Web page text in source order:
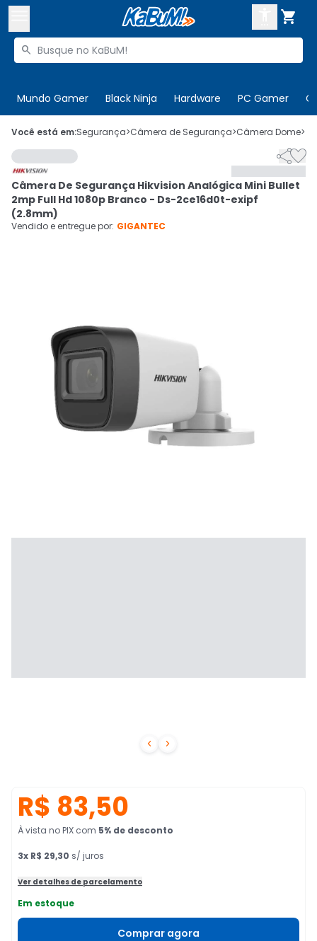

Buscar produtos

Mundo Gamer Black Ninja Hardware PC Gamer
 Olá. Acesse sua conta
 Departamentos
Cupons
Mais Vendidos
CADASTRE-SE
Você está em:Segurança>Câmera de Segurança>Câmera Dome>
 

Câmera De Segurança Hikvision Analógica Mini Bullet
2mp Full Hd 1080p Branco - Ds-2ce16d0t-exipf
(2.8mm)
Vendido e entregue por: GIGANTEC
R$ 83,50
À vista no PIX com 5% de desconto
3x R$ 29,30 s/ juros
Ver detalhes de parcelamento
Em estoque
Comprar agora